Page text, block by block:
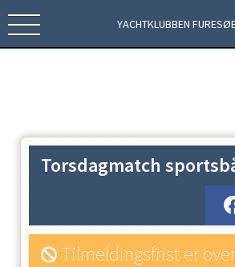
YACHTKLUBBEN
Torsdagmatch
Tilmeldingsfrist er